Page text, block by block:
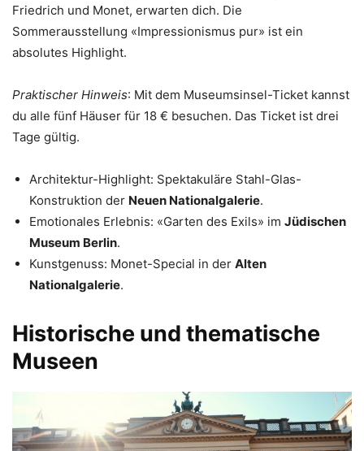
Friedrich und Monet, erwarten dich. Die
Sommerausstellung «Impressionismus pur» ist ein
absolutes Highlight.
Praktischer Hinweis: Mit dem Museumsinsel-Ticket kannst
du alle fünf Häuser für 18 € besuchen. Das Ticket ist drei
Tage gültig.
Architektur-Highlight: Spektakuläre Stahl-Glas-
Konstruktion der Neuen Nationalgalerie.
Emotionales Erlebnis: «Garten des Exils» im Jüdischen
Museum Berlin.
Kunstgenuss: Monet-Special in der Alten
Nationalgalerie.
Historische und thematische
Museen